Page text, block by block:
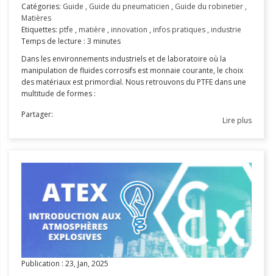
Catégories: Guide , Guide du pneumaticien , Guide du robinetier ,
Matières
Etiquettes: ptfe , matière , innovation , infos pratiques , industrie
Temps de lecture : 3 minutes
Dans les environnements industriels et de laboratoire où la
manipulation de fluides corrosifs est monnaie courante, le choix
des matériaux est primordial. Nous retrouvons du PTFE dans une
multitude de formes :
Lire plus
Partager:
Publication : 23, Jan, 2025